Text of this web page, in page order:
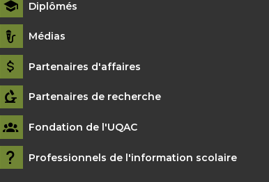
Diplômés
Médias
Partenaires d'affaires
Partenaires de recherche
Fondation de l'UQAC
Professionnels de l'information scolaire